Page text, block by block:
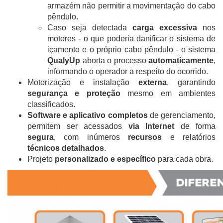
armazém não permitir a movimentação do cabo
pêndulo.
Caso seja detectada carga excessiva nos
motores - o que poderia danificar o sistema de
içamento e o próprio cabo pêndulo - o sistema
QualyUp aborta o processo automaticamente,
informando o operador a respeito do ocorrido.
​​​​​​​Motorização e instalação externa, garantindo
segurança e proteção mesmo em ambientes
classificados.
Software e aplicativo completosde gerenciamento,
permitem ser acessados via Internet de forma
segura, com inúmeros recursos e relatórios
técnicos detalhados.
Projeto personalizado e específico para cada obra.